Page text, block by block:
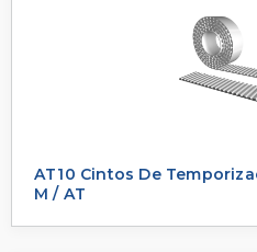
AT10 Cintos De
M / AT